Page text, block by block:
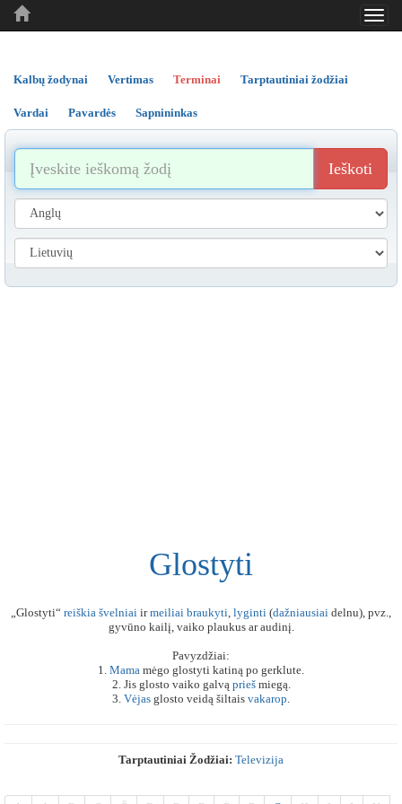
..
..
Kalbų žodynai Vertimas Terminai Tarptautiniai žodžiai
Vardai Pavardės Sapnininkas
Ieškoti
Glostyti
„Glostyti“ reiškia švelniai irmeiliai braukyti, lyginti (dažniausiai delnu), pvz.,
gyvūno kailį, vaiko plaukus ar audinį.
Pavyzdžiai:
1. Mama mėgo glostyti katiną po gerklute.
2. Jis glosto vaiko galvą priešmiegą.
3. Vėjas glosto veidą šiltais vakarop.
Tarptautiniai Žodžiai: Televizija